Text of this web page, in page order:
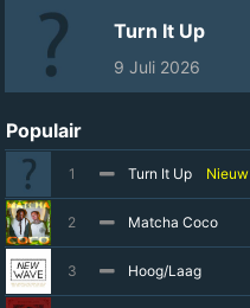
Turn It Up
9 Juli 2026
Populair
1 Turn It Up Nieuw
2 Matcha Coco
3 Hoog/Laag